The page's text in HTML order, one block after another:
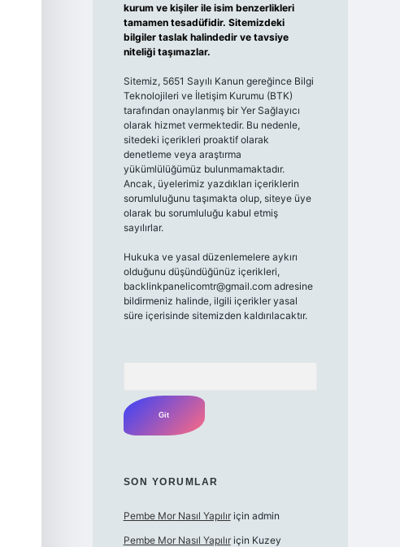
kurum ve kişiler ile isim benzerlikleri
tamamen tesadüfidir. Sitemizdeki
bilgiler taslak halindedir ve tavsiye
niteliği taşımazlar.
Sitemiz, 5651 Sayılı Kanun gereğince Bilgi
Teknolojileri ve İletişim Kurumu (BTK)
tarafından onaylanmış bir Yer Sağlayıcı
olarak hizmet vermektedir. Bu nedenle,
sitedeki içerikleri proaktif olarak
denetleme veya araştırma
yükümlülüğümüz bulunmamaktadır.
Ancak, üyelerimiz yazdıkları içeriklerin
sorumluluğunu taşımakta olup, siteye üye
olarak bu sorumluluğu kabul etmiş
sayılırlar.
Hukuka ve yasal düzenlemelere aykırı
olduğunu düşündüğünüz içerikleri,
backlinkpanelicomtr@gmail.comadresine
bildirmeniz halinde, ilgili içerikler yasal
süre içerisinde sitemizden kaldırılacaktır.
SON YORUMLAR
Pembe Mor Nasıl Yapılıriçin admin
Pembe Mor Nasıl Yapılıriçin Kuzey